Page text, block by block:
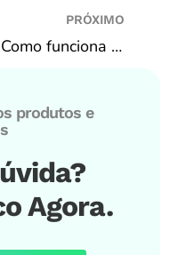
PRÓXIMO
Como funciona a estratégia básica no Blackjack?
produtos e
Agora.